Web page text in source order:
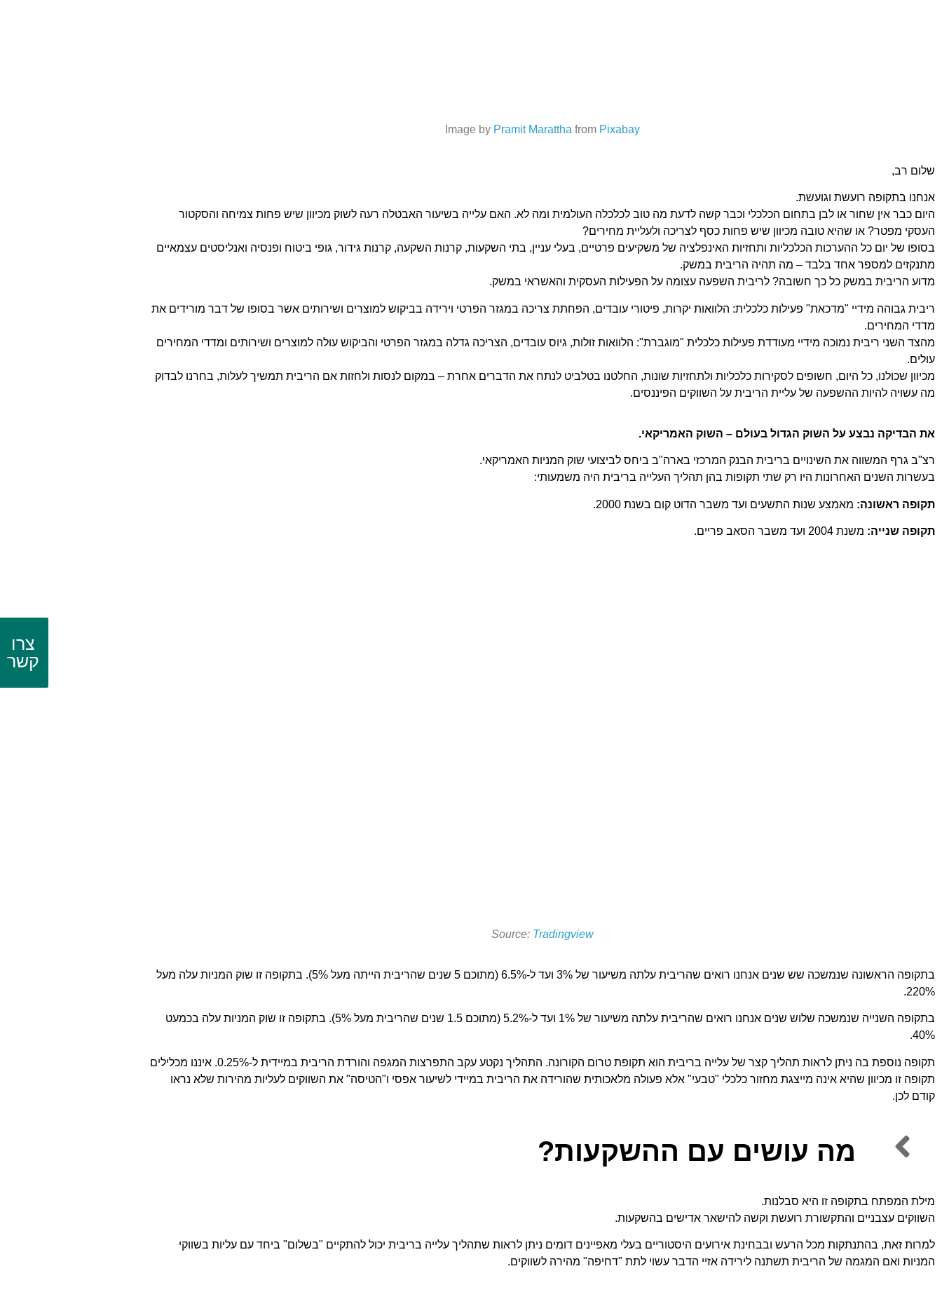
Image by Pramit Marattha from Pixabay
שלום רב,
אנחנו בתקופה רועשת וגועשת.
היום כבר אין שחור או לבן בתחום הכלכלי וכבר קשה לדעת מה טוב לכלכלה העולמית ומה לא. האם עלייה בשיעור האבטלה רעה לשוק מכיוון שיש פחות צמיחה והסקטור
העסקי מפטר? או שהיא טובה מכיוון שיש פחות כסף לצריכה ולעליית מחירים?
בסופו של יום כל ההערכות הכלכליות ותחזיות האינפלציה של משקיעים פרטיים, בעלי עניין, בתי השקעות, קרנות השקעה, קרנות גידור, גופי ביטוח ופנסיה ואנליסטים עצמאיים
מתנקזים למספר אחד בלבד – מה תהיה הריבית במשק.
מדוע הריבית במשק כל כך חשובה? לריבית השפעה עצומה על הפעילות העסקית והאשראי במשק.
ריבית גבוהה מידיי "מדכאת" פעילות כלכלית: הלוואות יקרות, פיטורי עובדים, הפחתת צריכה במגזר הפרטי וירידה בביקוש למוצרים ושירותים אשר בסופו של דבר מורידים את
מדדי המחירים.
מהצד השני ריבית נמוכה מידיי מעודדת פעילות כלכלית "מוגברת": הלוואות זולות, גיוס עובדים, הצריכה גדלה במגזר הפרטי והביקוש עולה למוצרים ושירותים ומדדי המחירים
עולים.
מכיוון שכולנו, כל היום, חשופים לסקירות כלכליות ולתחזיות שונות, החלטנו בטלביט לנתח את הדברים אחרת – במקום לנסות ולחזות אם הריבית תמשיך לעלות, בחרנו לבדוק
מה עשויה להיות ההשפעה של עליית הריבית על השווקים הפיננסים.
את הבדיקה נבצע על השוק הגדול בעולם – השוק האמריקאי.
רצ"ב גרף המשווה את השינויים בריבית הבנק המרכזי בארה"ב ביחס לביצועי שוק המניות האמריקאי.
בעשרות השנים האחרונות היו רק שתי תקופות בהן תהליך העלייה בריבית היה משמעותי:
תקופה ראשונה: מאמצע שנות התשעים ועד משבר הדוט קום בשנת 2000.
תקופה שנייה: משנת 2004 ועד משבר הסאב פריים.
Source: Tradingview
בתקופה הראשונה שנמשכה שש שנים אנחנו רואים שהריבית עלתה משיעור של 3% ועד ל-6.5% (מתוכם 5 שנים שהריבית הייתה מעל 5%). בתקופה זו שוק המניות עלה מעל
220%.
בתקופה השנייה שנמשכה שלוש שנים אנחנו רואים שהריבית עלתה משיעור של 1% ועד ל-5.2% (מתוכם 1.5 שנים שהריבית מעל 5%). בתקופה זו שוק המניות עלה בכמעט
40%.
תקופה נוספת בה ניתן לראות תהליך קצר של עלייה בריבית הוא תקופת טרום הקורונה. התהליך נקטע עקב התפרצות המגפה והורדת הריבית במיידית ל-0.25%. איננו מכלילים
תקופה זו מכיוון שהיא אינה מייצגת מחזור כלכלי "טבעי" אלא פעולה מלאכותית שהורידה את הריבית במיידי לשיעור אפסי ו"הטיסה" את השווקים לעליות מהירות שלא נראו
קודם לכן.
מה עושים עם ההשקעות?
מילת המפתח בתקופה זו היא סבלנות.
השווקים עצבניים והתקשורת רועשת וקשה להישאר אדישים בהשקעות.
למרות זאת, בהתנתקות מכל הרעש ובבחינת אירועים היסטוריים בעלי מאפיינים דומים ניתן לראות שתהליך עלייה בריבית יכול להתקיים "בשלום" ביחד עם עליות בשווקי
המניות ואם המגמה של הריבית תשתנה לירידה אזיי הדבר עשוי לתת "דחיפה" מהירה לשווקים.
צרו
קשר